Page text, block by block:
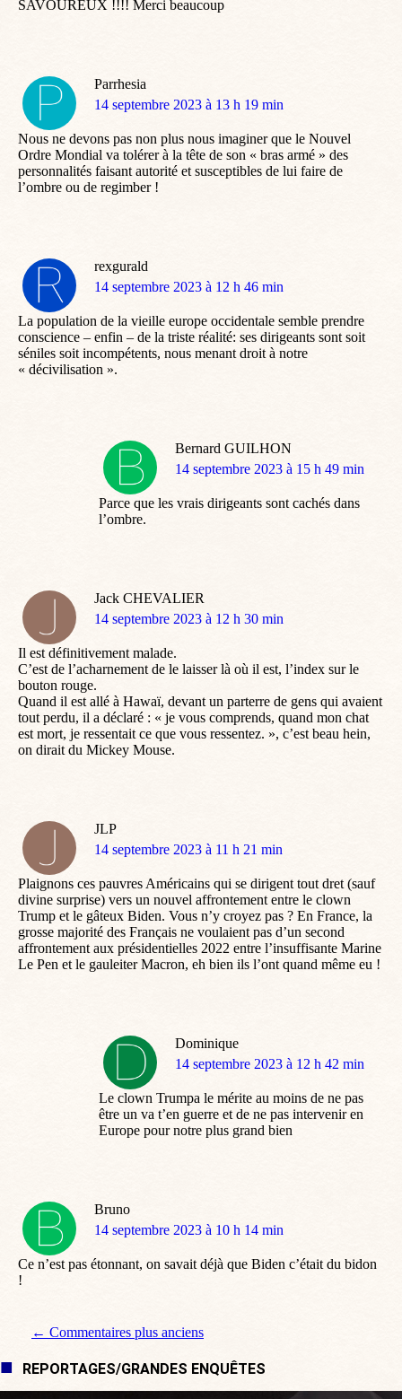
SAVOUREUX !!!! Merci beaucoup
Parrhesia
dit
14 septembre 2023 à 13 h 19 min
Nous ne devons pas non plus nous imaginer que le Nouvel
Ordre Mondial va tolérer à la tête de son « bras armé » des
personnalités faisant autorité et susceptibles de lui faire de
l’ombre ou de regimber !
rexgurald
dit
14 septembre 2023 à 12 h 46 min
La population de la vieille europe occidentale semble prendre
conscience – enfin – de la triste réalité: ses dirigeants sont soit
séniles soit incompétents, nous menant droit à notre
« décivilisation ».
Bernard GUILHON
dit
14 septembre 2023 à 15 h 49 min
Parce que les vrais dirigeants sont cachés dans
l’ombre.
Jack CHEVALIER
dit
14 septembre 2023 à 12 h 30 min
Il est définitivement malade.
C’est de l’acharnement de le laisser là où il est, l’index sur le
bouton rouge.
Quand il est allé à Hawaï, devant un parterre de gens qui avaient
tout perdu, il a déclaré : « je vous comprends, quand mon chat
est mort, je ressentait ce que vous ressentez. », c’est beau hein,
on dirait du Mickey Mouse.
JLP
dit
14 septembre 2023 à 11 h 21 min
Plaignons ces pauvres Américains qui se dirigent tout dret (sauf
divine surprise) vers un nouvel affrontement entre le clown
Trump et le gâteux Biden. Vous n’y croyez pas ? En France, la
grosse majorité des Français ne voulaient pas d’un second
affrontement aux présidentielles 2022 entre l’insuffisante Marine
Le Pen et le gauleiter Macron, eh bien ils l’ont quand même eu !
Dominique
dit
14 septembre 2023 à 12 h 42 min
Le clown Trumpa le mérite au moins de ne pas
être un va t’en guerre et de ne pas intervenir en
Europe pour notre plus grand bien
Bruno
dit
14 septembre 2023 à 10 h 14 min
Ce n’est pas étonnant, on savait déjà que Biden c’était du bidon
!
Navigation de commentaire
← Commentaires plus anciens
REPORTAGES/GRANDES ENQUÊTES